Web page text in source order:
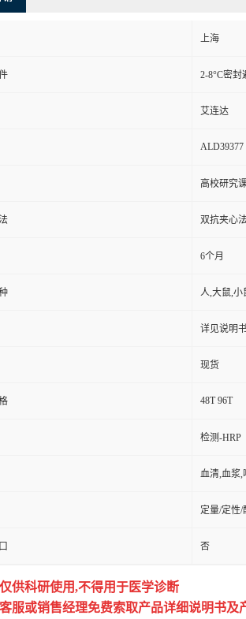
上海
2-8°C密封
艾连达
ALD39377
高校研究
双抗夹心
6个月
人,大鼠,小
详见说明
现货
48T 96T
检测-HRP
血清,血浆,
定量/定性/
否
供科研使用,不得用于医学诊断
服或销售经理免费索取产品详细说明书及